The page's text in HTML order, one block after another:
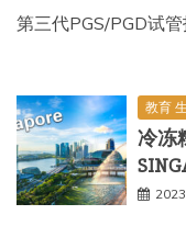
第三代PGS/PGD试
教育
冷冻